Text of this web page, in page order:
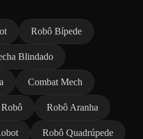
Robô Bípede
Blindado
Combat Mech
Robô Aranha
Robô Quadrúpede